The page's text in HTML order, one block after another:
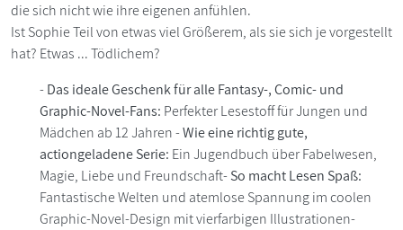
die sich nicht wie ihre eigenen anfühlen.
Ist Sophie Teil von etwas viel Größerem, als sie sich je vorgestellt
hat? Etwas ... Tödlichem?
-Das ideale Geschenk für alle Fantasy-, Comic- und
Graphic-Novel-Fans: Perfekter Lesestoff für Jungen und
Mädchen ab 12 Jahren -Wie eine richtig gute,
actiongeladene Serie: Ein Jugendbuch über Fabelwesen,
Magie, Liebe und Freundschaft-So macht Lesen Spaß:
Fantastische Welten und atemlose Spannung im coolen
Graphic-Novel-Design mit vierfarbigen Illustrationen-